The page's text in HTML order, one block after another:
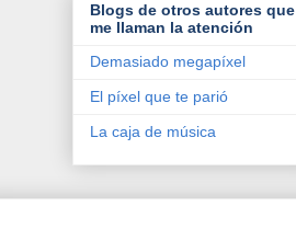
Blogs de otros autores que
me llaman la atención
Demasiado megapíxel
El píxel que te parió
La caja de música